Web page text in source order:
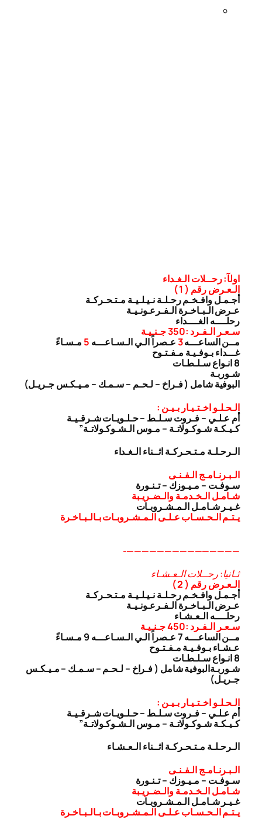
اولآ: رحــلات الـغـداء
الـعـرض رقم ( 1 )
أجـمـل وافـخـم رحـلـة نـيـلـيـة مـتـحـركـة
عـرض الـبـاخـرة الـفـرعـونـيـة
رحلــــه الغــــداء
سـعـر الـفـرد :350 جـنـيـة
مــن الساعـــه3عـصراً الـي الـسـاعـــه 5 مـسـاءً
غـــداء بـوفـيـة مـفـتـوح
8 انـواع سـلـطـات
شـوربـة
البوفية شامل ( فـراخ – لـحـم – سـمـك – مـيـكـس جـريـل)
الـحـلـو اخـتـيـار بـيـن :
أم عـلـي – فـروت سـلـط – حـلـويـات شـرقـيـة
كـيـكـة شـوكـولاتـة – مـوس الـشـوكـولاتـة”
الـرحـلـة مـتـحـركـة اثــناء الـغـداء
الـبـرنـامـج الـفـنـى
سـوفـت – مـيـوزك – تـنـورة
شـامـل الـخـدمـة والـضـريـبة
غـيـر شـامـل الـمـشـروبـات
يـتـم الـحـسـاب عـلـى الـمـشـروبـات بـالـبـاخـرة
———————————————-
ثـانيا: رحــلات الـعـشـاء
الـعـرض رقم ( 2 )
أجـمـل وافـخـم رحـلـة نـيـلـيـة مـتـحـركـة
عـرض الـبـاخـرة الـفـرعـونـيـة
رحلــــه الـعـشـاء
سـعـر الـفـرد :450 جـنـيـة
مــن الساعـــه 7 عـصراً الـي الـسـاعـــه 9 مـسـاءً
عـشـاء بـوفـيـة مـفـتـوح
8 انـواع سـلـطـات
شـوربـةالبوفية شامل ( فـراخ – لـحـم – سـمـك – مـيـكـس
جـريـل)
الـحـلـو اخـتـيـار بـيـن :
أم عـلـي – فـروت سـلـط – حـلـويـات شـرقـيـة
كـيـكـة شـوكـولاتـة – مـوس الـشـوكـولاتـة”
الـرحـلـة مـتـحـركـة اثــناء الـعـشـاء
الـبـرنـامـج الـفـنـى
سـوفـت – مـيـوزك – تـنـورة
شـامـل الـخـدمـة والـضـريـبة
غـيـر شـامـل الـمـشـروبـات
يـتـم الـحـسـاب عـلـى الـمـشـروبـات بـالـبـاخـرة